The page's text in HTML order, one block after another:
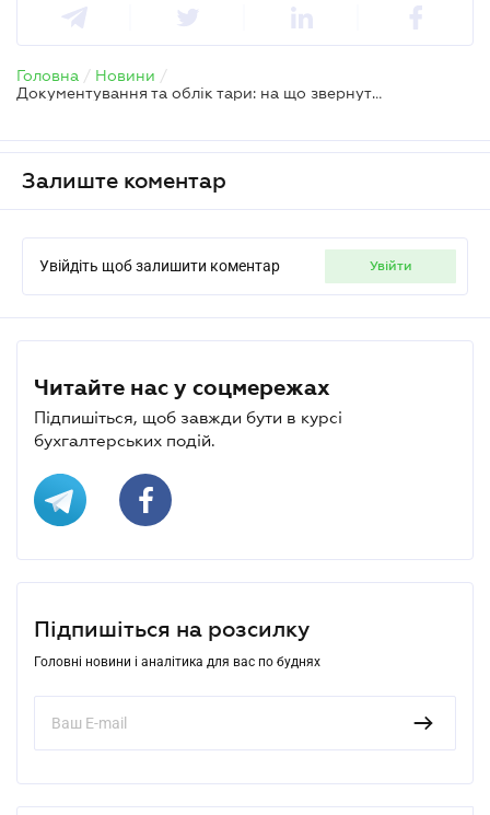
Головна / Новини /
Документування та облік тари: на що звернути увагу бухгалтеру
Залиште коментар
Увійдіть щоб залишити коментар увійти
Читайте нас у соцмережах
Підпишіться, щоб завжди бути в курсі
бухгалтерських подій.
Підпишіться на розсилку
Головні новини і аналітика для вас по буднях